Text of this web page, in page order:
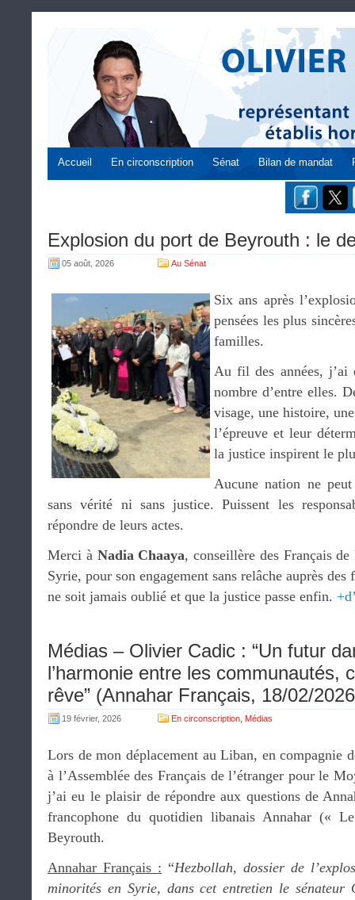
Accueil En circonscription Sénat Bilan de mandat
Explosion du port de Beyrouth : le
05 août, 2026 Au Sénat
Six ans après
pensées les plus
familles.
Au fil des années, j’ai
nombre d’entre elles.
visage, une histoire,
l’épreuve et leur
la justice inspirent le
Aucune nation ne
sans vérité ni sans justice. Puissent les
répondre de leurs actes.
Merci à Nadia Chaaya, conseillère des Français
Syrie, pour son engagement sans relâche auprès
ne soit jamais oublié et que la justice passe enfin.
Médias – Olivier Cadic : “Un futur
l’harmonie entre les communautés,
rêve” (Annahar Français, 18/02/
19 février, 2026 En circonscription Médias
Lors de mon déplacement au Liban, en compagnie
à l’Assemblée des Français de l’étranger pour le
j’ai eu le plaisir de répondre aux questions de
francophone du quotidien libanais Annahar («
Beyrouth.
Annahar Français : “Hezbollah, dossier de
minorités en Syrie, dans cet entretien le